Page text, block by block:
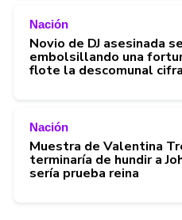
Nación
Novio de DJ asesinada
embolsillando una
flote la descomunal cifra
Nación
Muestra de Valentina
terminaría de hundir a
sería prueba reina